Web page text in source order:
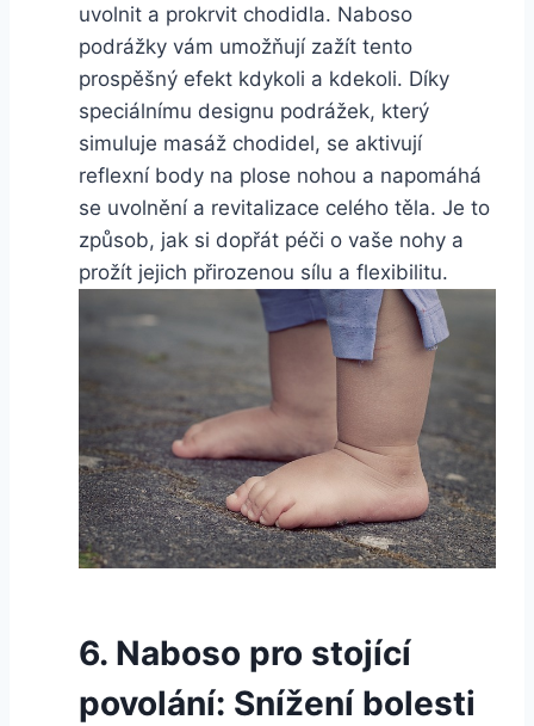
uvolnit a prokrvit chodidla. Naboso
podrážky ⁤vám ‌umožňují zažít tento
prospěšný efekt kdykoli a kdekoli. Díky
speciálnímu designu podrážek,⁤ který
simuluje masáž chodidel, se aktivují
reflexní body na ​plose nohou a napomáhá
se uvolnění⁣ a revitalizace ‍celého těla. Je to
způsob, jak si dopřát‍ péči o vaše nohy a​
prožít jejich ⁢přirozenou sílu a flexibilitu.
6. Naboso pro stojící
povolání: ‍Snížení bolesti